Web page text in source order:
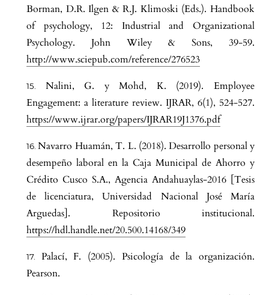
Borman, D.R. Ilgen & R.J. Klimoski (Eds.). Handbook
of psychology, 12: Industrial and Organizational
Psychology. John Wiley & Sons, 39-59.
http://www.sciepub.com/reference/276523
Nalini, G. y Mohd, K. (2019). Employee
Engagement: a literature review. IJRAR, 6(1), 524-527.
https://www.ijrar.org/papers/IJRAR19J1376.pdf
Navarro Huamán, T. L. (2018). Desarrollo personal y
desempeño laboral en la Caja Municipal de Ahorro y
Crédito Cusco S.A., Agencia Andahuaylas-2016 [Tesis
de licenciatura, Universidad Nacional José María
Arguedas]. Repositorio institucional.
https://hdl.handle.net/20.500.14168/349
Palací, F. (2005). Psicología de la organización.
Pearson.